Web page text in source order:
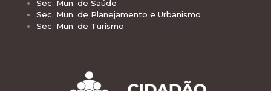
Sec. Mun. de Saúde
Sec. Mun. de Planejamento e Urbanismo
Sec. Mun. de Turismo